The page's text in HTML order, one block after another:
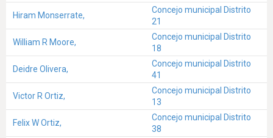
Hiram Monserrate,
Concejo municipal Distrito
21
William R Moore,
Concejo municipal Distrito
18
Deidre Olivera,
Concejo municipal Distrito
41
Victor R Ortiz,
Concejo municipal Distrito
13
Felix W Ortiz,
Concejo municipal Distrito
38